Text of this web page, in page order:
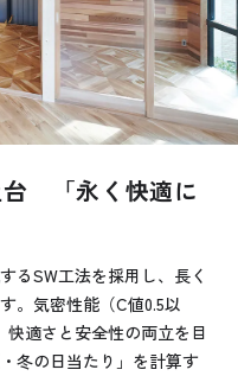
ク
台 「永く快適に
るSW工法を採用し、長く
。気密性能（C値0.5以
適さと安全性の両立を目
冬の日当たり」を計算す